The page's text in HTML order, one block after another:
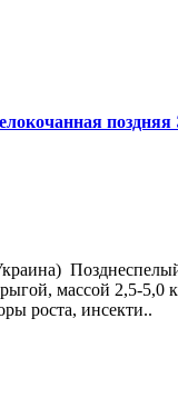
поздняя
массой 2,5-
роста, инсекти..